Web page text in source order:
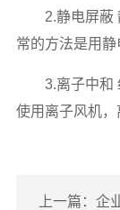
2.静电屏蔽 静
常的方法是用
3.离子中和 绝
使用离子风机
上一篇： 企